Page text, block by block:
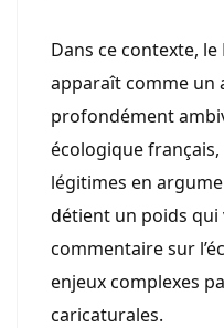
Dans ce contexte,
apparaît comme un
profondément
écologique
légitimes en
détient un poids qui
commentaire sur
enjeux complexes
caricaturales.